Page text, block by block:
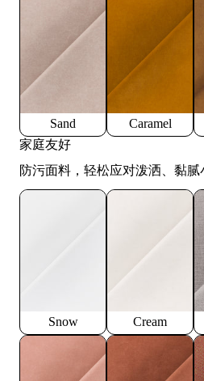
Sand Caramel
家庭友好
防污面料，轻松应对泼洒、黏腻
Snow Cream